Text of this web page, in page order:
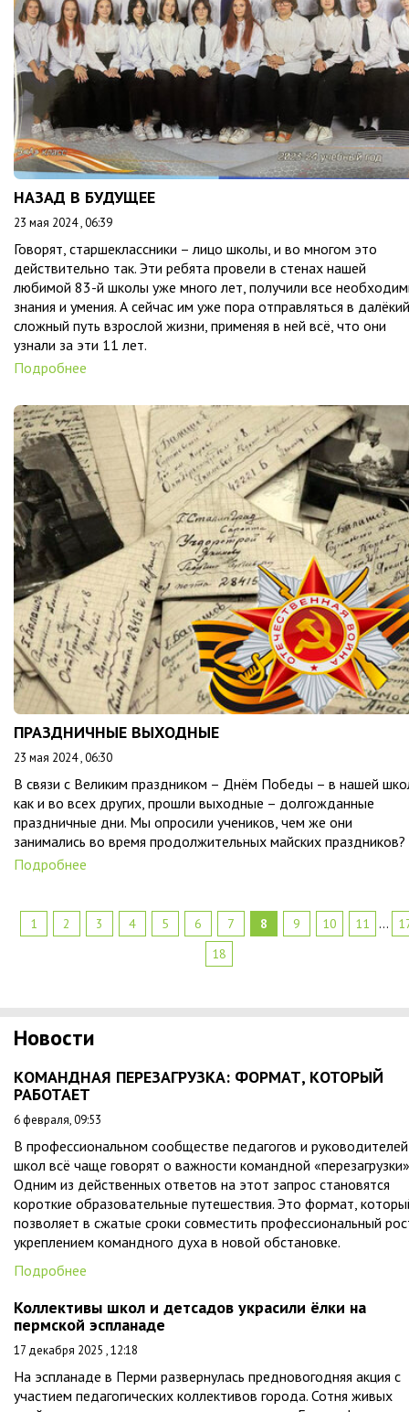
НАЗАД В БУДУЩЕЕ
23 мая 2024 , 06:39
Говорят, старшеклассники – лицо школы, и во многом это
действительно так. Эти ребята провели в стенах нашей
любимой 83-й школы уже много лет, получили все
знания и умения. А сейчас им уже пора отправляться в
сложный путь взрослой жизни, применяя в ней всё, что они
узнали за эти 11 лет.
Подробнее
ПРАЗДНИЧНЫЕ ВЫХОДНЫЕ
23 мая 2024 , 06:30
В связи с Великим праздником – Днём Победы – в нашей
как и во всех других, прошли выходные – долгожданные
праздничные дни. Мы опросили учеников, чем же они
занимались во время продолжительных майских праздников?
Подробнее
1 2 3 4 5 6 7 8 9 10 11 ...
18
Новости
КОМАНДНАЯ ПЕРЕЗАГРУЗКА: ФОРМАТ, КОТОРЫЙ
РАБОТАЕТ
6 февраля, 09:53
В профессиональном сообществе педагогов и руководителей
школ всё чаще говорят о важности командной
Одним из действенных ответов на этот запрос становятся
короткие образовательные путешествия. Это формат,
позволяет в сжатые сроки совместить профессиональный
укреплением командного духа в новой обстановке.
Подробнее
Коллективы школ и детсадов украсили ёлки на
пермской эспланаде
17 декабря 2025 , 12:18
На эспланаде в Перми развернулась предновогодняя акция с
участием педагогических коллективов города. Сотня живых